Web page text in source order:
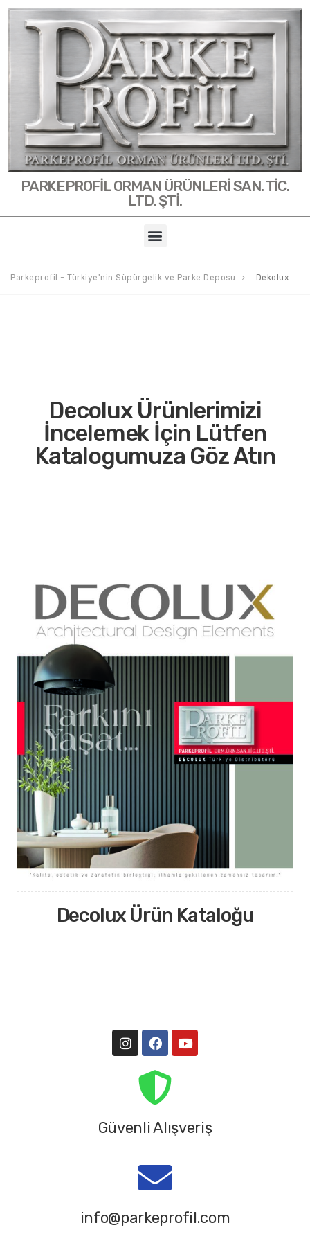
PARKEPROFİL ORMAN ÜRÜNLERİ SAN. TİC.
LTD. ŞTİ.
Parkeprofil - Türkiye'nin Süpürgelik ve Parke Deposu Dekolux
Decolux Ürünlerimizi
İncelemek İçin Lütfen
Katalogumuza Göz Atın
Decolux Ürün Kataloğu
Güvenli Alışveriş
info@parkeprofil.com